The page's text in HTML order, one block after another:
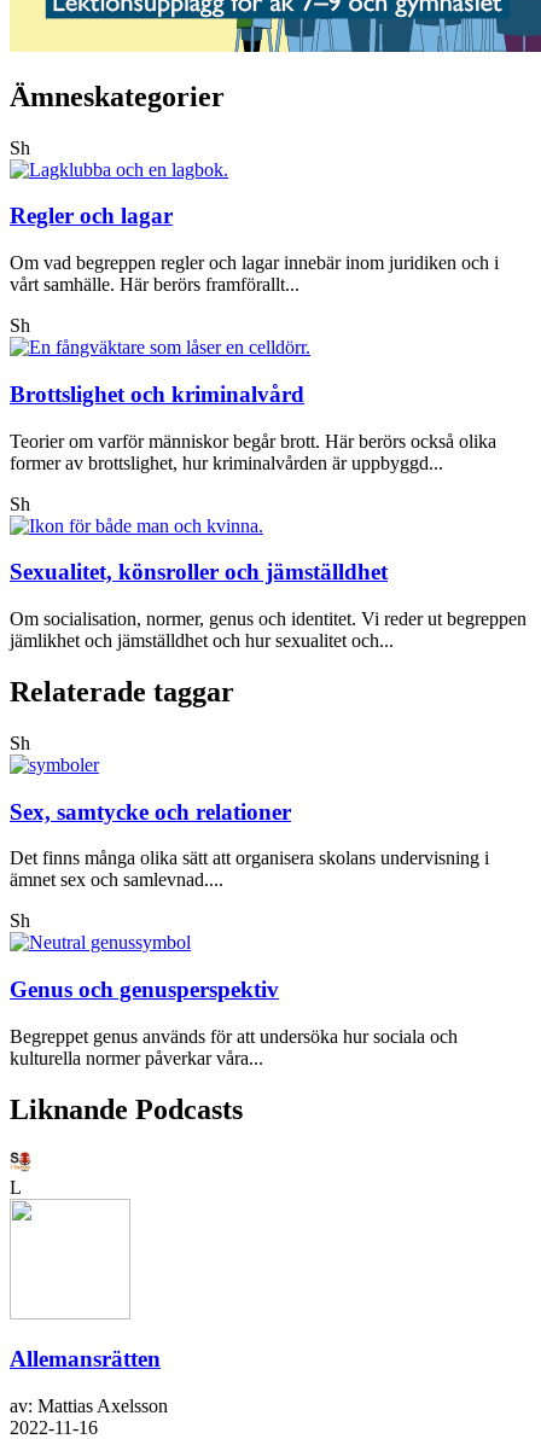
Ämneskategorier
Sh
Regler och lagar
Om vad begreppen regler och lagar innebär inom juridiken och i
vårt samhälle. Här berörs framförallt...
Sh
Brottslighet och kriminalvård
Teorier om varför människor begår brott. Här berörs också olika
former av brottslighet, hur kriminalvården är uppbyggd...
Sh
Sexualitet, könsroller och jämställdhet
Om socialisation, normer, genus och identitet. Vi reder ut begreppen
jämlikhet och jämställdhet och hur sexualitet och...
Relaterade taggar
Sh
Sex, samtycke och relationer
Det finns många olika sätt att organisera skolans undervisning i
ämnet sex och samlevnad....
Sh
Genus och genusperspektiv
Begreppet genus används för att undersöka hur sociala och
kulturella normer påverkar våra...
Liknande Podcasts
L
Allemansrätten
av: Mattias Axelsson
2022-11-16